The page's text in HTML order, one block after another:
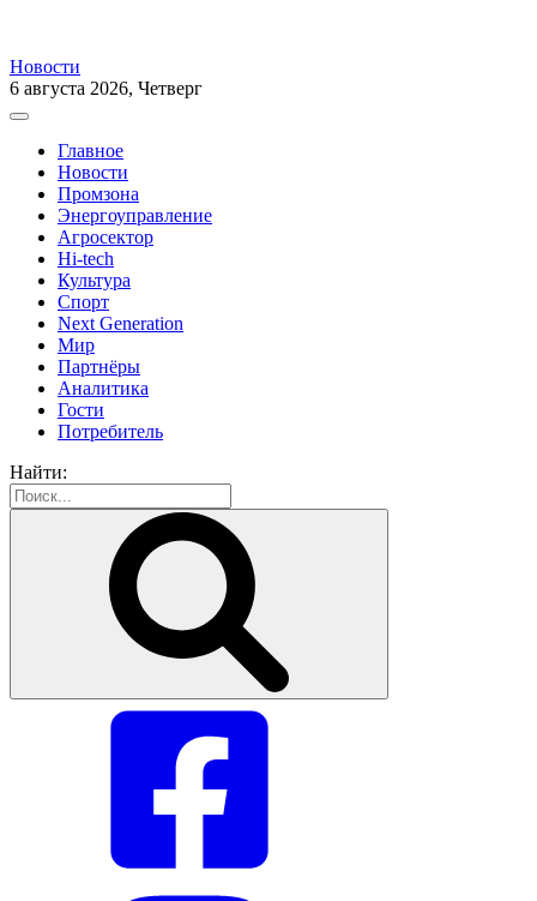
Новости
6 августа 2026, Четверг
Главное
Новости
Промзона
Энергоуправление
Агросектор
Hi-tech
Культура
Спорт
Next Generation
Мир
Партнёры
Аналитика
Гости
Потребитель
Найти: